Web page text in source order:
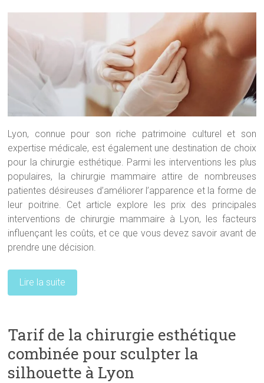
Lyon, connue pour son riche patrimoine culturel et son
expertise médicale, est également une destination de choix
pour la chirurgie esthétique. Parmi les interventions les plus
populaires, la chirurgie mammaire attire de nombreuses
patientes désireuses d’améliorer l’apparence et la forme de
leur poitrine. Cet article explore les prix des principales
interventions de chirurgie mammaire à Lyon, les facteurs
influençant les coûts, et ce que vous devez savoir avant de
prendre une décision.
Lire la suite
Tarif de la chirurgie esthétique
combinée pour sculpter la
silhouette à Lyon